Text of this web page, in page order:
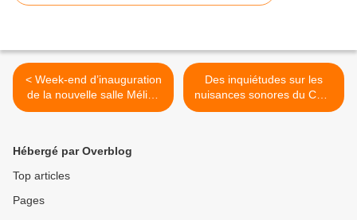
< Week-end d’inauguration
de la nouvelle salle Méliès
au cinéma Jacques Prévert
Des inquiétudes sur les
nuisances sonores du CDG
Express, navette reliant
Hébergé par Overblog
Top articles
Pages